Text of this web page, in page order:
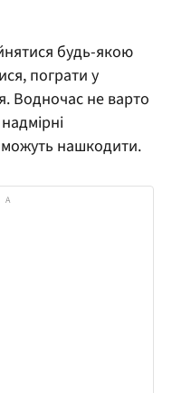
будь-якою
пограти у
Водночас не варто
можуть нашкодити.